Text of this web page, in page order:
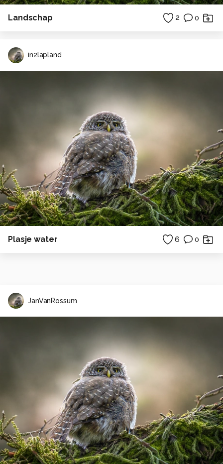
Landschap 2 0
in2lapland
Plasje water 6 0
JanVanRossum